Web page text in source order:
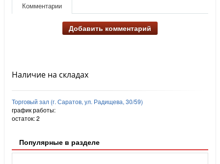
Комментарии
Добавить комментарий
Наличие на складах
Торговый зал (г. Саратов, ул. Радищева, 30/59)
график работы:
остаток:2
Популярные в разделе